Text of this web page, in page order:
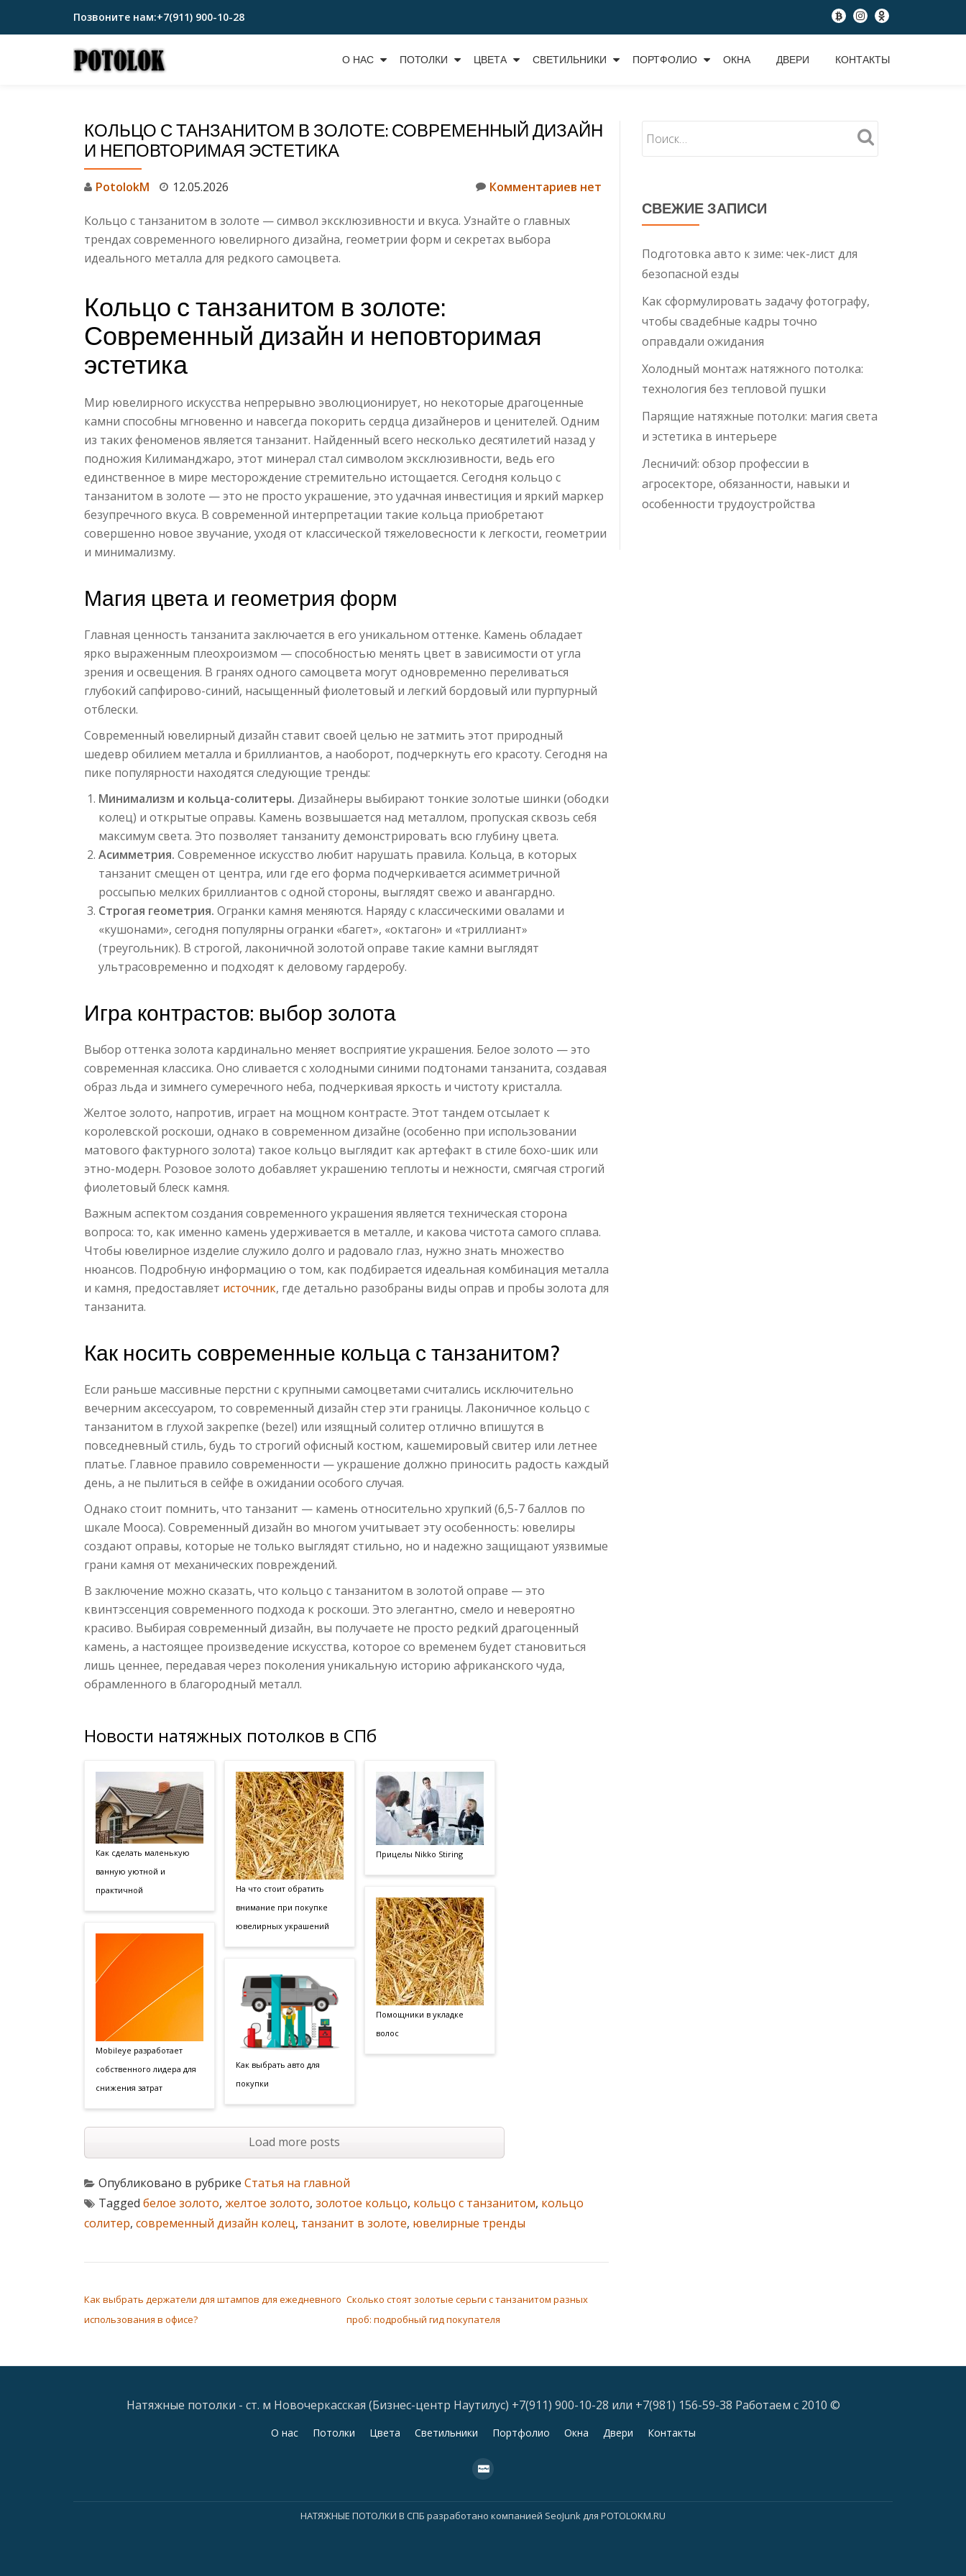
Перейти
Позвоните нам:+7(911) 900-10-28
fa-
btc
fa-
instagram
fa-
odnoklassniki
О НАС ПОТОЛКИ ЦВЕТА СВЕТИЛЬНИКИ ПОРТФОЛИО ОКНА ДВЕРИ КОНТАКТЫ
КОЛЬЦО С ТАНЗАНИТОМ В ЗОЛОТЕ: СОВРЕМЕННЫЙ ДИЗАЙН
И НЕПОВТОРИМАЯ ЭСТЕТИКА
PotolokM 12.05.2026 Комментариев нет
Кольцо с танзанитом в золоте — символ эксклюзивности и вкуса. Узнайте о главных
трендах современного ювелирного дизайна, геометрии форм и секретах выбора
идеального металла для редкого самоцвета.
Кольцо с танзанитом в золоте:
Современный дизайн и неповторимая
эстетика
Мир ювелирного искусства непрерывно эволюционирует, но некоторые драгоценные
камни способны мгновенно и навсегда покорить сердца дизайнеров и ценителей. Одним
из таких феноменов является танзанит. Найденный всего несколько десятилетий назад у
подножия Килиманджаро, этот минерал стал символом эксклюзивности, ведь его
единственное в мире месторождение стремительно истощается. Сегодня кольцо с
танзанитом в золоте — это не просто украшение, это удачная инвестиция и яркий маркер
безупречного вкуса. В современной интерпретации такие кольца приобретают
совершенно новое звучание, уходя от классической тяжеловесности к легкости, геометрии
и минимализму.
Магия цвета и геометрия форм
Главная ценность танзанита заключается в его уникальном оттенке. Камень обладает
ярко выраженным плеохроизмом — способностью менять цвет в зависимости от угла
зрения и освещения. В гранях одного самоцвета могут одновременно переливаться
глубокий сапфирово-синий, насыщенный фиолетовый и легкий бордовый или пурпурный
отблески.
Современный ювелирный дизайн ставит своей целью не затмить этот природный
шедевр обилием металла и бриллиантов, а наоборот, подчеркнуть его красоту. Сегодня на
пике популярности находятся следующие тренды:
Минимализм и кольца-солитеры. Дизайнеры выбирают тонкие золотые шинки (ободки
колец) и открытые оправы. Камень возвышается над металлом, пропуская сквозь себя
максимум света. Это позволяет танзаниту демонстрировать всю глубину цвета.
Асимметрия. Современное искусство любит нарушать правила. Кольца, в которых
танзанит смещен от центра, или где его форма подчеркивается асимметричной
россыпью мелких бриллиантов с одной стороны, выглядят свежо и авангардно.
Строгая геометрия. Огранки камня меняются. Наряду с классическими овалами и
«кушонами», сегодня популярны огранки «багет», «октагон» и «триллиант»
(треугольник). В строгой, лаконичной золотой оправе такие камни выглядят
ультрасовременно и подходят к деловому гардеробу.
Игра контрастов: выбор золота
Выбор оттенка золота кардинально меняет восприятие украшения. Белое золото — это
современная классика. Оно сливается с холодными синими подтонами танзанита, создавая
образ льда и зимнего сумеречного неба, подчеркивая яркость и чистоту кристалла.
Желтое золото, напротив, играет на мощном контрасте. Этот тандем отсылает к
королевской роскоши, однако в современном дизайне (особенно при использовании
матового фактурного золота) такое кольцо выглядит как артефакт в стиле бохо-шик или
этно-модерн. Розовое золото добавляет украшению теплоты и нежности, смягчая строгий
фиолетовый блеск камня.
Важным аспектом создания современного украшения является техническая сторона
вопроса: то, как именно камень удерживается в металле, и какова чистота самого сплава.
Чтобы ювелирное изделие служило долго и радовало глаз, нужно знать множество
нюансов. Подробную информацию о том, как подбирается идеальная комбинация металла
и камня, предоставляет источник, где детально разобраны виды оправ и пробы золота для
танзанита.
Как носить современные кольца с танзанитом?
Если раньше массивные перстни с крупными самоцветами считались исключительно
вечерним аксессуаром, то современный дизайн стер эти границы. Лаконичное кольцо с
танзанитом в глухой закрепке (bezel) или изящный солитер отлично впишутся в
повседневный стиль, будь то строгий офисный костюм, кашемировый свитер или летнее
платье. Главное правило современности — украшение должно приносить радость каждый
день, а не пылиться в сейфе в ожидании особого случая.
Однако стоит помнить, что танзанит — камень относительно хрупкий (6,5-7 баллов по
шкале Мооса). Современный дизайн во многом учитывает эту особенность: ювелиры
создают оправы, которые не только выглядят стильно, но и надежно защищают уязвимые
грани камня от механических повреждений.
В заключение можно сказать, что кольцо с танзанитом в золотой оправе — это
квинтэссенция современного подхода к роскоши. Это элегантно, смело и невероятно
красиво. Выбирая современный дизайн, вы получаете не просто редкий драгоценный
камень, а настоящее произведение искусства, которое со временем будет становиться
лишь ценнее, передавая через поколения уникальную историю африканского чуда,
обрамленного в благородный металл.
Новости натяжных потолков в СПб
Как сделать маленькую
ванную уютной и
практичной
Mobileye разработает
собственного лидера для
снижения затрат
На что стоит обратить
внимание при покупке
ювелирных украшений
Как выбрать авто для
покупки
Прицелы Nikko Stiring
Помощники в укладке
волос
Load more posts
Опубликовано в рубрике Статья на главной
Tagged белое золото, желтое золото, золотое кольцо, кольцо с танзанитом, кольцо
солитер, современный дизайн колец, танзанит в золоте, ювелирные тренды
Как выбрать держатели для штампов для ежедневного
использования в офисе?
Сколько стоят золотые серьги с танзанитом разных
проб: подробный гид покупателя
СВЕЖИЕ ЗАПИСИ
Подготовка авто к зиме: чек-лист для
безопасной езды
Как сформулировать задачу фотографу,
чтобы свадебные кадры точно
оправдали ожидания
Холодный монтаж натяжного потолка:
технология без тепловой пушки
Парящие натяжные потолки: магия света
и эстетика в интерьере
Лесничий: обзор профессии в
агросекторе, обязанности, навыки и
особенности трудоустройства
Натяжные потолки - ст. м Новочеркасская (Бизнес-центр Наутилус) +7(911) 900-10-28 или +7(981) 156-59-38 Работаем с 2010 ©
ДополнительноеО нас Потолки Цвета Светильники Портфолио Окна Двери Контакты
fa-
paypal
НАТЯЖНЫЕ ПОТОЛКИ В СПБ разработано компанией SeoJunk для POTOLOKM.RU